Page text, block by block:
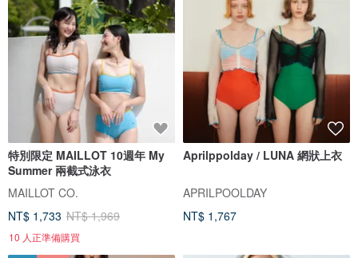
特別限定 MAILLOT 10週年 My
Summer 兩截式泳衣
MAILLOT CO.
NT$ 1,733 NT$ 1,969
10 人正準備購買
Aprilppolday / LUNA 網狀上衣
APRILPOOLDAY
NT$ 1,767